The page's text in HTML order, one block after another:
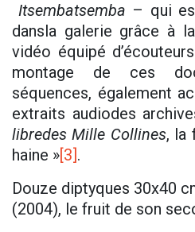
Itsembatsemba – qui
dansla galerie grâce à
vidéo équipé
montage de ces
séquences, également
extraits audiodes
libredes Mille Collines, la
haine »[3].
Douze diptyques 30x40
(2004), le fruit de son